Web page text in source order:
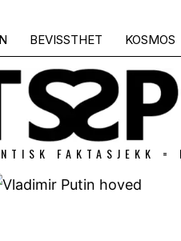
BEVISSTHET KOSMOS
FAKTASJEKK =